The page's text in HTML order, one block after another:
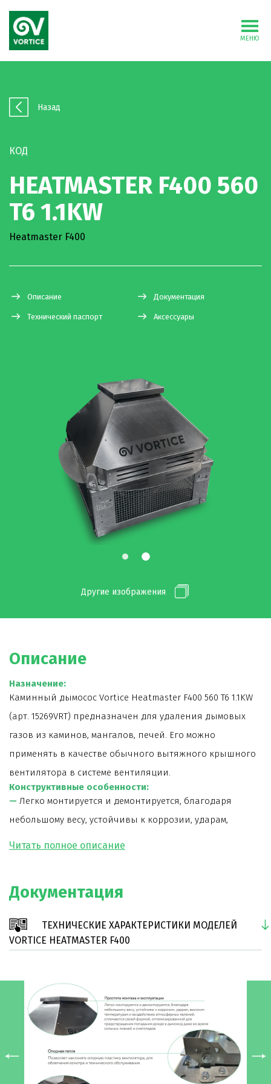
МЕНЮ
Назад
КОД
HEATMASTER F400 560
T6 1.1KW
Heatmaster F400
Описание Документация
Технический паспорт Аксессуары
Другие изображения
Описание
Назначение:
Каминный дымосос Vortice Heatmaster F400 560 T6 1.1KW
(арт. 15269VRT) предназначен для удаления дымовых
газов из каминов, мангалов, печей. Его можно
применять в качестве обычного вытяжного крышного
вентилятора в системе вентиляции.
Конструктивные особенности:
— Легко монтируется и демонтируется, благодаря
небольшому весу, устойчивы к коррозии, ударам,
дождя в дымоход даже во время сильных ливней и
—Позволяет наклонять опорную пластину
вентилятора, для облегчения осмотра и технического
Корпус вентилятора и защитная решетка от птиц
выполнены из толстенной оцинкованной стали, что
исключает коррозию.
Специальная конструкция рабочего колеса
позволяет минимизировать налипание сажи, копоти и
Документация
ТЕХНИЧЕСКИЕ ХАРАКТЕРИСТИКИ МОДЕЛЕЙ
VORTICE HEATMASTER F400